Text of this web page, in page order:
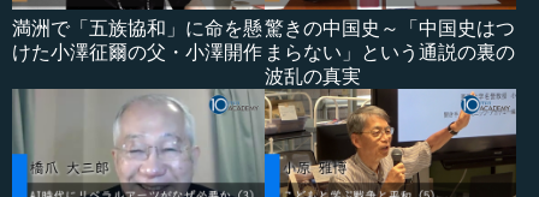
満洲で「五族協和」に命を懸
けた小澤征爾の父・小澤開作
驚きの中国史～「中国史はつ
まらない」という通説の裏の
波乱の真実